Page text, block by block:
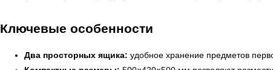
Ключевые особенности
Два просторных ящика: удобное хранение предметов